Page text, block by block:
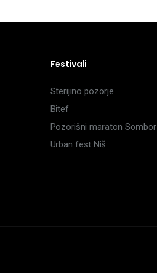
Festivali
Sterijino pozorje
Bitef
Pozorišni maraton Sombor
Urban fest Niš